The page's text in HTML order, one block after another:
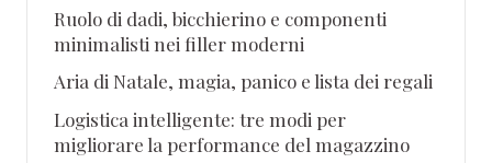
Ruolo di dadi, bicchierino e componenti
minimalisti nei filler moderni
Aria di Natale, magia, panico e lista dei regali
Logistica intelligente: tre modi per
migliorare la performance del magazzino